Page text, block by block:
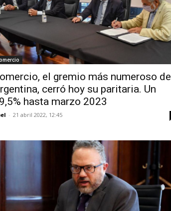
el gremio más numeroso de
cerró hoy su paritaria. Un
hasta marzo 2023
- 21 abril 2022, 12:45